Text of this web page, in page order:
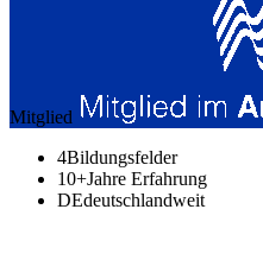
Mitglied
4Bildungsfelder
10+Jahre Erfahrung
DEdeutschlandweit